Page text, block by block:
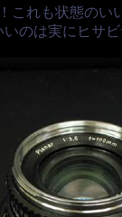
これも状態のい
のは実にヒサ